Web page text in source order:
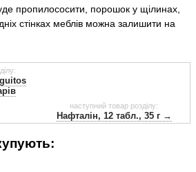
пропилососити, порошок у щілинах,
стінках меблів можна залишити на
наступний товар розділу:
Нафталін, 12 табл., 35 г →